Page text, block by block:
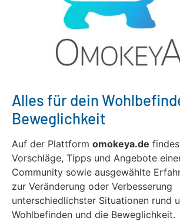
Alles für dein
Beweglichkeit
Auf der Plattform omokeya.de
Vorschläge, Tipps und Angebote
Community sowie ausgewählte
zur Veränderung oder Verbesserung
unterschiedlichster Situationen rund
Wohlbefinden und die Beweglichkeit.